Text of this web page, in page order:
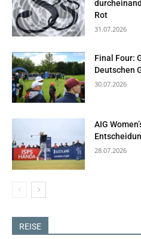
Rot
31.07.2026
Final Four:
Deutschen
30.07.2026
AIG
28.07.2026
REISE